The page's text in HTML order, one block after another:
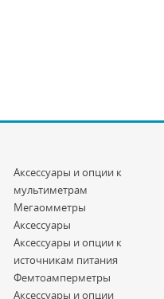
Аксессуары и опции к
мультиметрам
Мегаомметры
Аксессуары
Аксессуары и опции к
источникам питания
Фемтоамперметры
Аксессуары и опции